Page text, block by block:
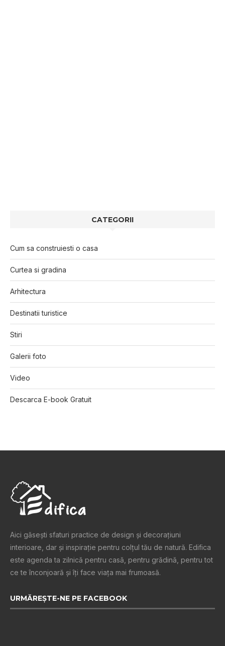
CATEGORII
Cum sa construiesti o casa
Curtea si gradina
Arhitectura
Destinatii turistice
Stiri
Galerii foto
Video
Descarca E-book Gratuit
Aici găsești sfaturi practice de design şi decoraţiuni
interioare, dar și inspiraţie pentru colţul tău de natură. Edifica
este agenda ta zilnică pentru casă, pentru grădină, pentru tot
ce te înconjoară şi îţi face viaţa mai frumoasă.
URMĂREȘTE-NE PE FACEBOOK